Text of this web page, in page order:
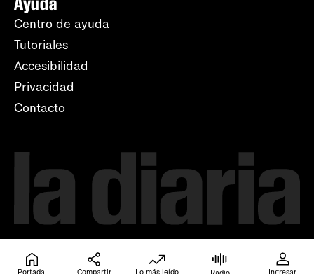
Centro de ayuda
Tutoriales
Accesibilidad
Privacidad
Contacto
Portada Compartir Lo más leído Ingresar